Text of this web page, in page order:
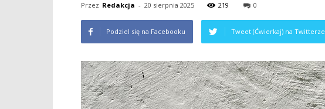
Przez Redakcja - 20 sierpnia 2025 219 0
Podziel się na Facebooku Tweet (Ćwierkaj) na Twitterze